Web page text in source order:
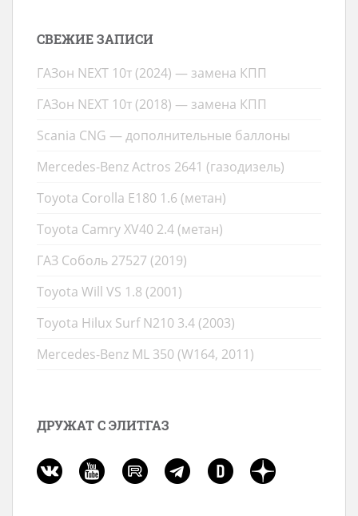
СВЕЖИЕ ЗАПИСИ
ГАЗон NEXT 10т (2024) — замена КПП
ГАЗон NEXT 10т (2018) — замена КПП
Scania CNG — дополнительные баллоны
Mercedes-Benz Actros 2641 (газодизель)
Toyota Corolla E180 1.6 (метан)
Toyota Camry XV40 2.4 (метан)
ГАЗ Соболь 27527 (2019)
Toyota Will VS 1.8 (2001)
Toyota Hilux Surf N210 3.4 (2003)
Mercedes-Benz ML 350 (W164, 2011)
ДРУЖАТ С ЭЛИТГАЗ